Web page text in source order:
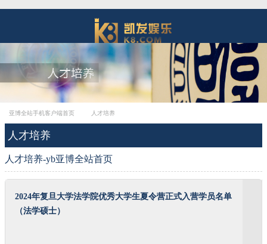
亚博全站手机客户端首页 人才培养
人才培养
人才培养-yb亚博全站首页
2024年复旦大学法学院优秀大学生夏令营正式入营学员名单
（法学硕士）